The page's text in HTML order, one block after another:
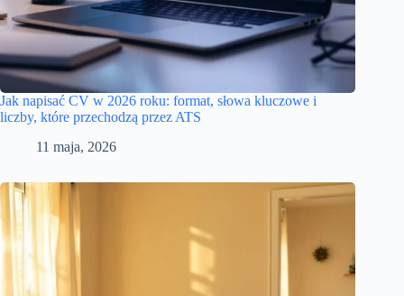
Jak napisać CV w 2026 roku: format, słowa kluczowe i
liczby, które przechodzą przez ATS
11 maja, 2026